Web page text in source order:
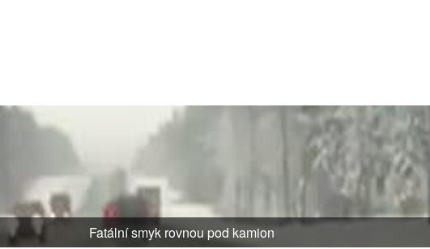
Fatální smyk rovnou pod kamion